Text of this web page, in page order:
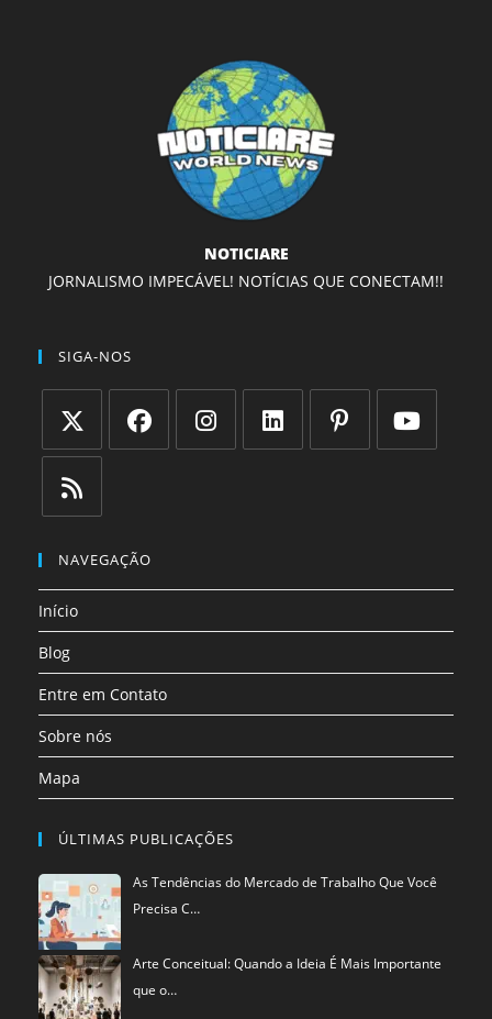
NOTICIARE
JORNALISMO IMPECÁVEL! NOTÍCIAS QUE CONECTAM!!
SIGA-NOS
Abre
em
uma
aba
aba
em
uma
nova
NAVEGAÇÃO
Início
Blog
Entre em Contato
Sobre nós
Mapa
ÚLTIMAS PUBLICAÇÕES
As Tendências do Mercado de Trabalho Que Você
Precisa C…
Arte Conceitual: Quando a Ideia É Mais Importante
que o…